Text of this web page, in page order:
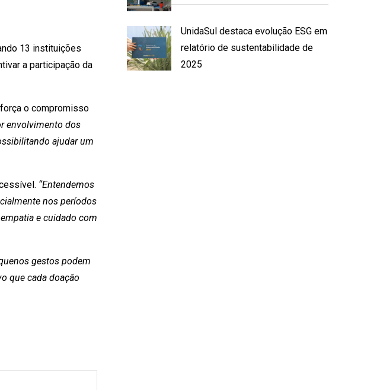
13 instituições
a participação da
o compromisso
envolvimento dos
ajudar um
“Entendemos
nos períodos
e cuidado com
gestos podem
que cada doação
UnidaSul destaca evolução ESG em
relatório de sustentabilidade de
2025